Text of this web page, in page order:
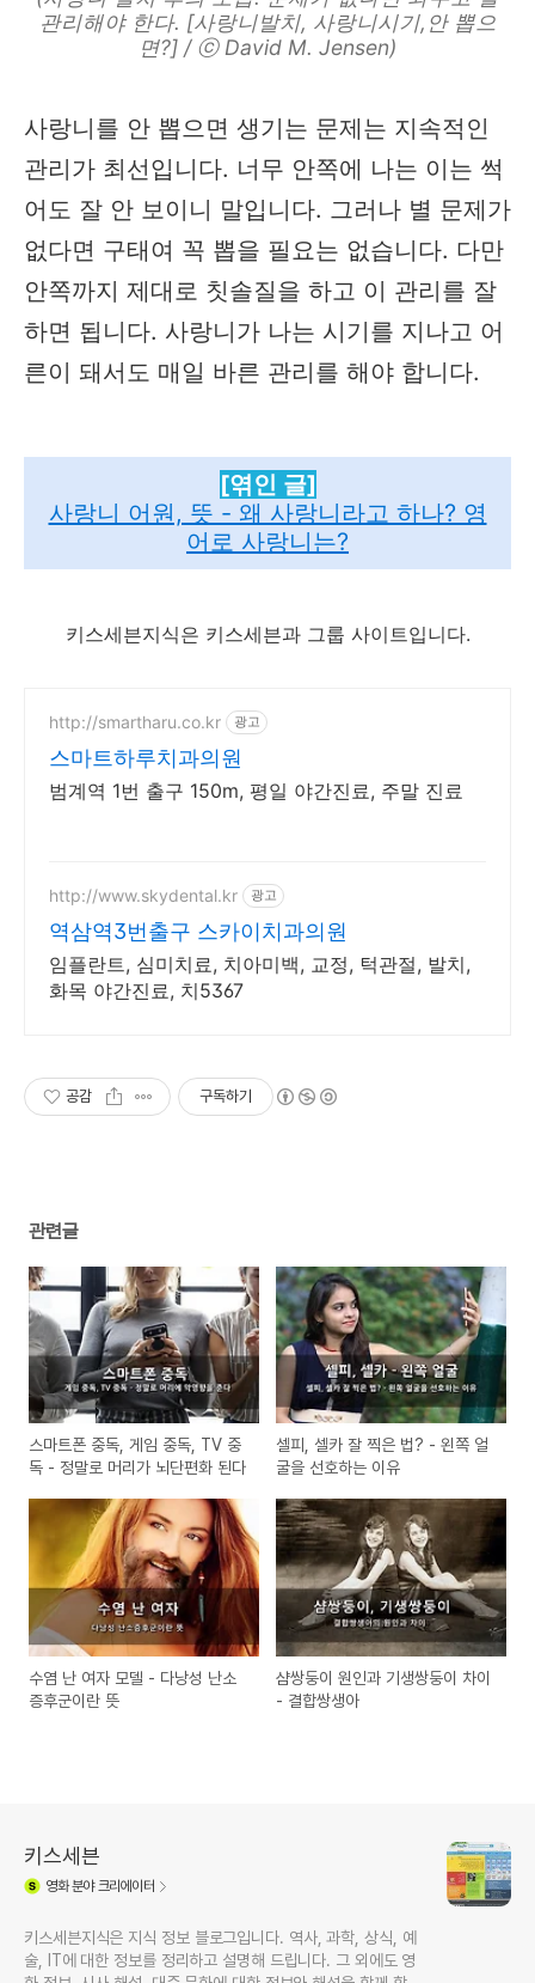
관리해야 한다. [사랑니발치, 사랑니시기,안 뽑으
면?] / ⓒ David M. Jensen)
사랑니를 안 뽑으면 생기는 문제는 지속적인
관리가 최선입니다. 너무 안쪽에 나는 이는 썩
어도 잘 안 보이니 말입니다. 그러나 별 문제가
없다면 구태여 꼭 뽑을 필요는 없습니다. 다만
안쪽까지 제대로 칫솔질을 하고 이 관리를 잘
하면 됩니다. 사랑니가 나는 시기를 지나고 어
른이 돼서도 매일 바른 관리를 해야 합니다.
[엮인 글]
사랑니 어원, 뜻 - 왜 사랑니라고 하나? 영
어로 사랑니는?
키스세븐지식은 키스세븐과 그룹 사이트입니다.
http://smartharu.co.kr 광고
스마트하루치과의원
범계역 1번 출구 150m, 평일 야간진료, 주말 진료
http://www.skydental.kr 광고
역삼역3번출구 스카이치과의원
임플란트, 심미치료, 치아미백, 교정, 턱관절, 발치,
화목 야간진료, 치5367
공감 구독하기
관련글
스마트폰 중독, 게임 중독, TV 중
독 - 정말로 머리가 뇌단편화 된다
셀피, 셀카 잘 찍은 법? - 왼쪽 얼
굴을 선호하는 이유
수염 난 여자 모델 - 다낭성 난소
증후군이란 뜻
샴쌍둥이 원인과 기생쌍둥이 차이
- 결합쌍생아
키스세븐
영화분야 크리에이터
키스세븐지식은 지식 정보 블로그입니다. 역사, 과학, 상식, 예
술, IT에 대한 정보를 정리하고 설명해 드립니다. 그 외에도 영